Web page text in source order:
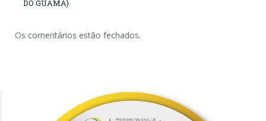
DO GUAMÁ)
Os comentários estão fechados.